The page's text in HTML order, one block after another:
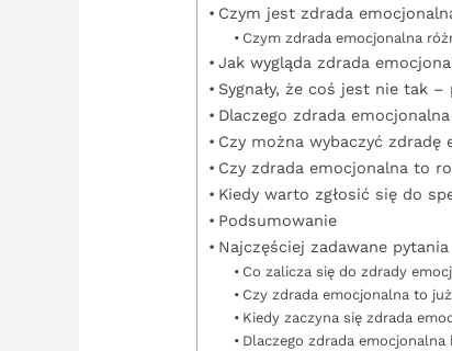
Czym jest zdrada
Czym zdrada emocjonalna
Jak wygląda zdrada
Sygnały, że coś jest nie tak
Dlaczego zdrada
Czy można wybaczyć
Czy zdrada emocjonalna to
Kiedy warto zgłosić się do
Podsumowanie
Najczęściej zadawane pytania
Co zalicza się do zdrady
Czy zdrada emocjonalna to
Kiedy zaczyna się zdrada
Dlaczego zdrada